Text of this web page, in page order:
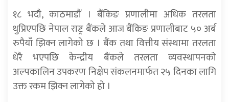
१८ भदाै, काठमाडौं । बैंकिङ प्रणालीमा अधिक तरलता
थुप्रिएपछि नेपाल राष्ट्र बैंकले आज बैंकिङ प्रणालीबाट ५० अर्ब
रुपैयाँ झिक्न लागेको छ । बैंक तथा वित्तीय संस्थामा तरलता
धेरै भएपछि केन्द्रीय बैंकले तरलता व्यवस्थापनको
अल्पकालिन उपकरण निक्षेप संकलनमार्फत २५ दिनका लागि
उक्त रकम झिक्न लागेको हो ।